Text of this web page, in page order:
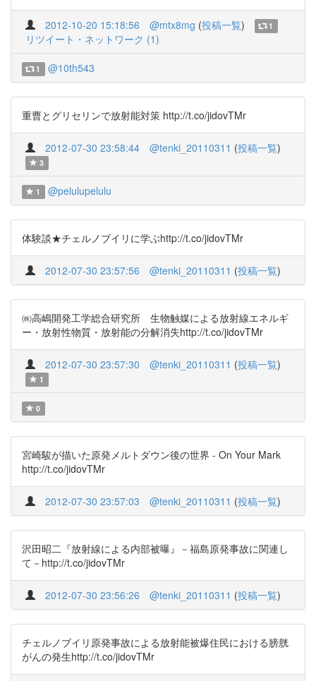
2012-10-20 15:18:56 @mtx8mg (投稿一覧) 1
リツイート・ネットワーク (1)
1 @10th543
重曹とグリセリンで放射能対策 http://t.co/jidovTMr
2012-07-30 23:58:44 @tenki_20110311 (投稿一覧)
3
1 @pelulupelulu
体験談★チェルノブイリに学ぶhttp://t.co/jidovTMr
2012-07-30 23:57:56 @tenki_20110311 (投稿一覧)
㈱高嶋開発工学総合研究所 生物触媒による放射線エネルギ
ー・放射性物質・放射能の分解消失http://t.co/jidovTMr
2012-07-30 23:57:30 @tenki_20110311 (投稿一覧)
1
0
宮崎駿が描いた原発メルトダウン後の世界 - On Your Mark
http://t.co/jidovTMr
2012-07-30 23:57:03 @tenki_20110311 (投稿一覧)
沢田昭二『放射線による内部被曝』－福島原発事故に関連し
て－http://t.co/jidovTMr
2012-07-30 23:56:26 @tenki_20110311 (投稿一覧)
チェルノブイリ原発事故による放射能被爆住民における膀胱
がんの発生http://t.co/jidovTMr